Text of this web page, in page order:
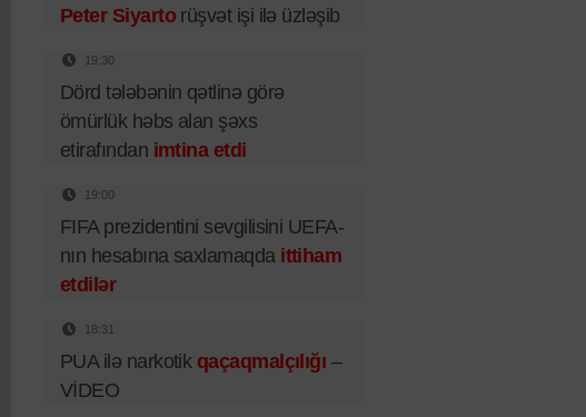
Peter Siyartorüşvət işi ilə üzləşib
19:30
Dörd tələbənin qətlinə görə
ömürlük həbs alan şəxs
etirafından imtina etdi
19:00
FIFA prezidentini sevgilisini UEFA-
nın hesabına saxlamaqda ittiham
etdilər
18:31
PUA ilə narkotik qaçaqmalçılığı –
VİDEO